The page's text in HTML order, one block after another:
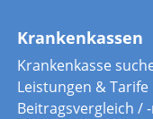
Krankenkassen
Krankenkasse
Leistungen & Tarife
Beitragsvergleich /